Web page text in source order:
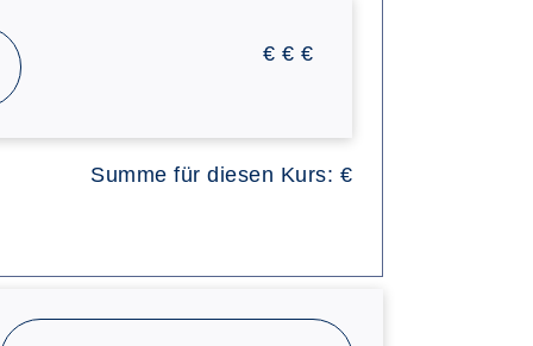
€ € €
Summe für diesen Kurs: €